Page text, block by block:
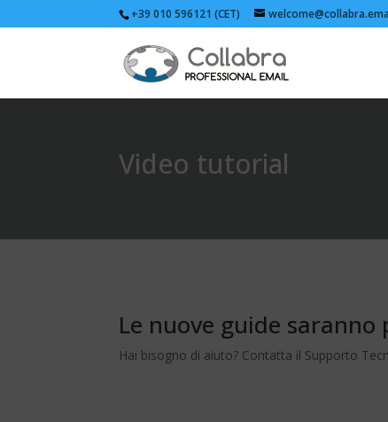
+39 010 596121 (CET)
Video tutorial
Le nuove guide
Hai bisogno di aiuto? Contatta il Supporto